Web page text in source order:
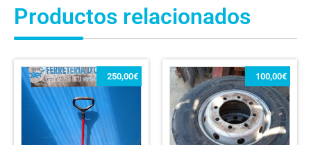
Productos relacionados
250,00€ 100,00€